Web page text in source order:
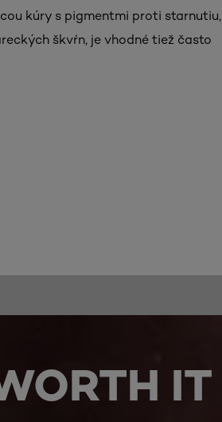
kúry s pigmentmi proti starnutiu,
škvŕn, je vhodné tiež často
IT